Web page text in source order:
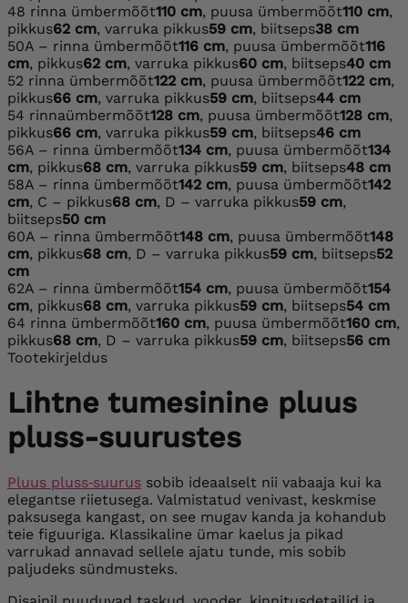
48 rinna ümbermõõt110 cm, puusa ümbermõõt110 cm,
pikkus62 cm, varruka pikkus59 cm, biitseps38 cm
50A – rinna ümbermõõt116 cm, puusa ümbermõõt116
cm, pikkus62 cm, varruka pikkus60 cm, biitseps40 cm
52 rinna ümbermõõt122 cm, puusa ümbermõõt122 cm,
pikkus66 cm, varruka pikkus59 cm, biitseps44 cm
54 rinnaümbermõõt128 cm, puusa ümbermõõt128 cm,
pikkus66 cm, varruka pikkus59 cm, biitseps46 cm
56A – rinna ümbermõõt134 cm, puusa ümbermõõt134
cm, pikkus68 cm, varruka pikkus59 cm, biitseps48 cm
58A – rinna ümbermõõt142 cm, puusa ümbermõõt142
cm, C – pikkus68 cm, D – varruka pikkus59 cm,
biitseps50 cm
60A – rinna ümbermõõt148 cm, puusa ümbermõõt148
cm, pikkus68 cm, D – varruka pikkus59 cm, biitseps52
cm
62A – rinna ümbermõõt154 cm, puusa ümbermõõt154
cm, pikkus68 cm, varruka pikkus59 cm, biitseps54 cm
64 rinna ümbermõõt160 cm, puusa ümbermõõt160 cm,
pikkus68 cm, D – varruka pikkus59 cm, biitseps56 cm
Tootekirjeldus
Lihtne tumesinine pluus
pluss-suurustes
Pluus pluss‑suurus sobib ideaalselt nii vabaaja kui ka
elegantse riietusega. Valmistatud venivast, keskmise
paksusega kangast, on see mugav kanda ja kohandub
teie figuuriga. Klassikaline ümar kaelus ja pikad
varrukad annavad sellele ajatu tunde, mis sobib
paljudeks sündmusteks.